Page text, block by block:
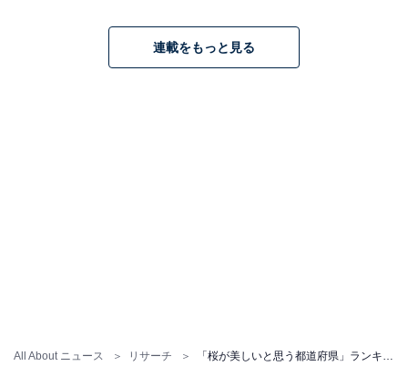
All About ニュース リサーチ
10位までのランキング結果を見る
連載をもっと見る